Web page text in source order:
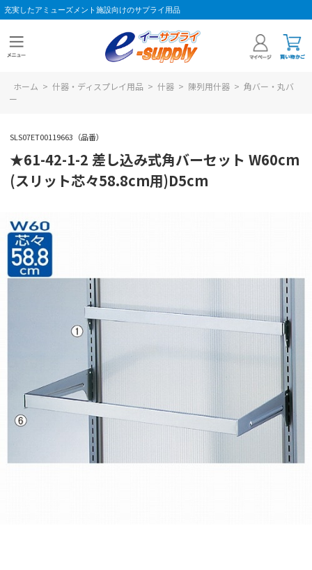
充実したアミューズメント施設向けのサプライ用品
ホーム > 什器・ディスプレイ用品 > 什器 > 陳列用什器 > 角バー・丸バ
ー
SLS07ET00119663（品番）
★61-42-1-2 差し込み式角バーセット W60cm
(スリット芯々58.8cm用)D5cm